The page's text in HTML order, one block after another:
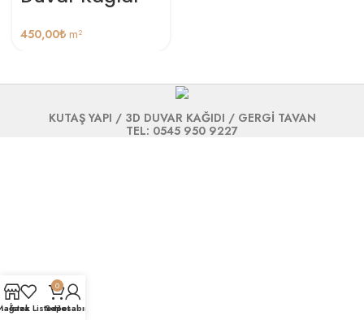
450,00₺ m²
KUTAŞ YAPI / 3D DUVAR KAĞIDI / GERGİ TAVAN
TEL: 0545 950 9227
İstek Listesi
0
Sepet
Hesabım